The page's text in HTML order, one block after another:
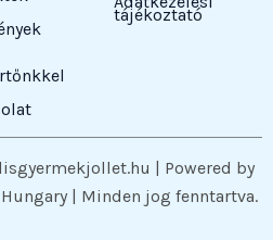
tájékoztató
| Powered by
| Minden jog fenntartva.